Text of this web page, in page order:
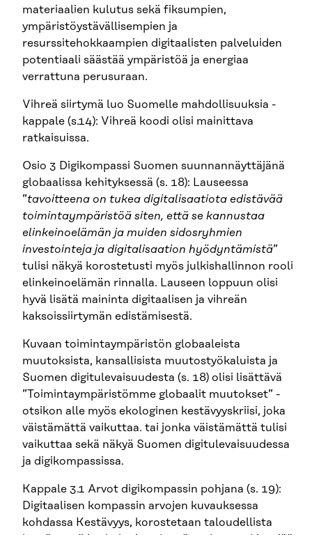
materiaalien kulutus sekä fiksumpien,
ympäristöystävällisempien ja
resurssitehokkaampien digitaalisten palveluiden
potentiaali säästää ympäristöä ja energiaa
verrattuna perusuraan.
Vihreä siirtymä luo Suomelle mahdollisuuksia -
kappale (s.14): Vihreä koodi olisi mainittava
ratkaisuissa.
Osio 3 Digikompassi Suomen suunnannäyttäjänä
globaalissa kehityksessä (s. 18): Lauseessa
”tavoitteena on tukea digitalisaatiota edistävää
toimintaympäristöä siten, että se kannustaa
elinkeinoelämän ja muiden sidosryhmien
investointeja ja digitalisaation hyödyntämistä”
tulisi näkyä korostetusti myös julkishallinnon rooli
elinkeinoelämän rinnalla. Lauseen loppuun olisi
hyvä lisätä maininta digitaalisen ja vihreän
kaksoissiirtymän edistämisestä.
Kuvaan toimintaympäristön globaaleista
muutoksista, kansallisista muutostyökaluista ja
Suomen digitulevaisuudesta (s. 18) olisi lisättävä
”Toimintaympäristömme globaalit muutokset” -
otsikon alle myös ekologinen kestävyyskriisi, joka
väistämättä vaikuttaa. tai jonka väistämättä tulisi
vaikuttaa sekä näkyä Suomen digitulevaisuudessa
ja digikompassissa.
Kappale 3.1 Arvot digikompassin pohjana (s. 19):
Digitaalisen kompassin arvojen kuvauksessa
kohdassa Kestävyys, korostetaan taloudellista